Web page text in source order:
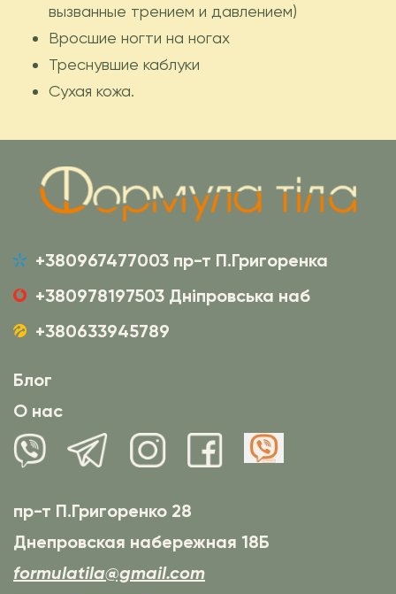
вызванные трением и давлением)
Вросшие ногти на ногах
Треснувшие каблуки
Сухая кожа.
+380967477003 пр-т П.Григоренка
+380978197503 Дніпровська наб
+380633945789
Блог
О нас
пр-т П.Григоренко 28
Днепровская набережная 18Б
formulatila@gmail.com